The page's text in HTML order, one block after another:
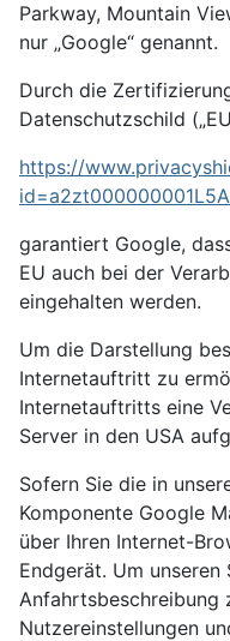
Parkway, Mountain
nur „Google“ genannt.
Durch die
Datenschutzschild
https://
garantiert Google,
EU auch bei der
eingehalten werden.
Um die Darstellung
Internetauftritt zu
Internetauftritts eine
Server in den USA
Sofern Sie die in
Komponente Google
über Ihren Internet-
Endgerät. Um
Anfahrtsbeschreibung
Nutzereinstellungen